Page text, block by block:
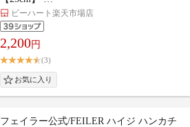
ビーハート楽天市場店
2,200円
(3)
フェイラー公式/FEILER ハイジ ハンカチ